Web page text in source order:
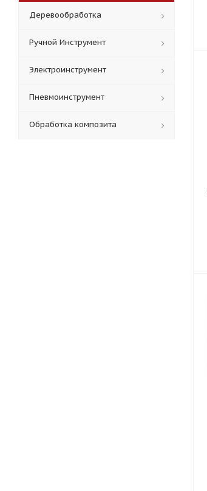
Деревообработка
Ручной Инструмент
Электроинструмент
Пневмоинструмент
Обработка композита